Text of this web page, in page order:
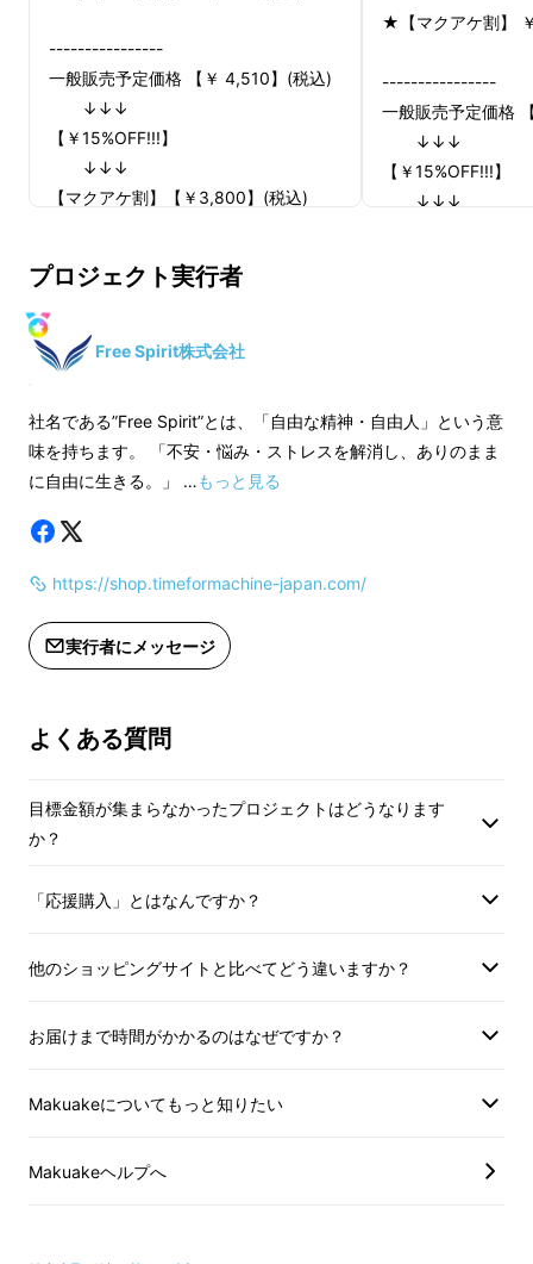
とができます。
実際の機械装置を精巧に再現しているのが魅
力。
エンジンのオンオフ切り替え、バック移動もで
----------------
一般販売予定価格 【￥ 4,510】(税込)
↓↓↓
【￥15%OFF!!!】
↓↓↓
【マクアケ割】【￥3,800】(税込)
★【マクアケ割】
----------------
一般販売予定価格
↓↓↓
【￥15%OFF!!!】
↓↓↓
プロジェクト実行者
Free Spirit株式会社
社名である”Free Spirit”とは、「自由な精神・自由人」という意
味を持ちます。 「不安・悩み・ストレスを解消し、ありのまま
に自由に生きる。」 …もっと見る
https://shop.timeformachine-japan.com/
実行者にメッセージ
よくある質問
目標金額が集まらなかったプロジェクトはどうなります
か？
「応援購入」とはなんですか？
他のショッピングサイトと比べてどう違いますか？
お届けまで時間がかかるのはなぜですか？
Makuakeについてもっと知りたい
Makuakeヘルプへ